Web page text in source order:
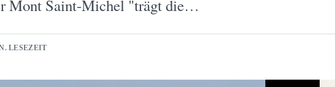
Mont Saint-Michel "trägt die…
LESEZEIT